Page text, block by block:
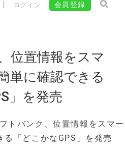
ログイン 会員登録
位置情報をスマ
単に確認できる
」を発売
トバンク、位置情報をスマー
る「どこかなGPS」を発売